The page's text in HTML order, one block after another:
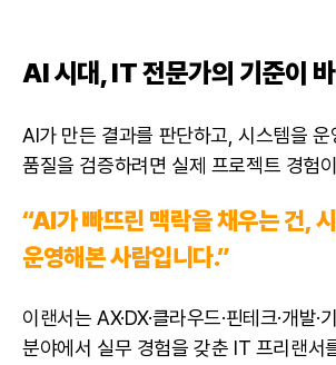
AI 시대, IT 전문가의 기준이
AI가 만든 결과를 판단하고, 시스템을 운
품질을 검증하려면 실제 프로젝트 경험
“AI가 빠뜨린 맥락을 채우는 건,
운영해본 사람입니다.”
이랜서는 AX·DX·클라우드·핀테크·개발·
분야에서 실무 경험을 갖춘 IT 프리랜서